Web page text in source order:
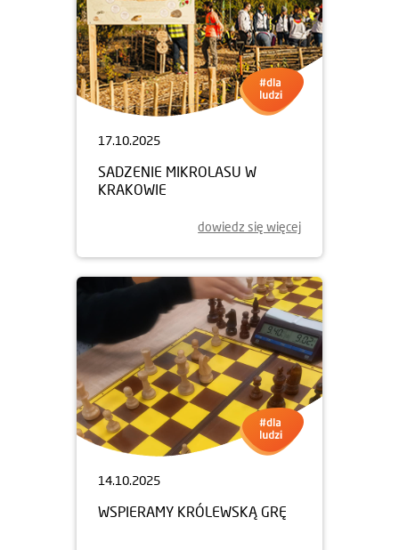
17.10.2025
SADZENIE MIKROLASU W
KRAKOWIE
dowiedz się więcej
14.10.2025
WSPIERAMY KRÓLEWSKĄ GRĘ